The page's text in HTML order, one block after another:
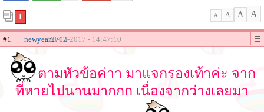
1 A A A A
#1 newyear271220-03-2017 - 14:47:10
ตามหัวข้อค่าา มาแจกรองเท้าค่ะ จาก
ที่หายไปนานมากกก เนื่องจากว่างเลยมา